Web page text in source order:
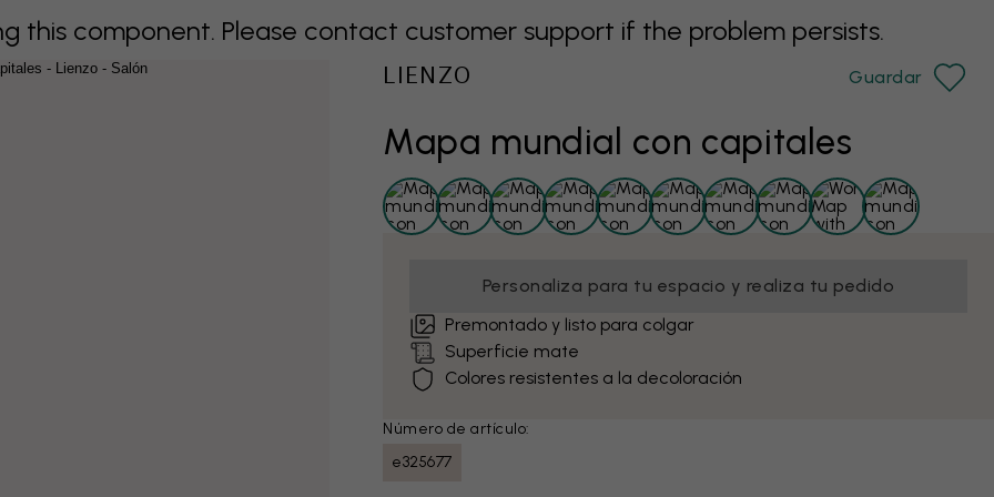
this component. Please contact customer support if the problem persists.
Mapa mundial con capitales
LIENZO Guardar
Personaliza para tu espacio y realiza tu pedido
Premontado y listo para colgar
Superficie mate
Colores resistentes a la decoloración
Número de artículo:
e325677